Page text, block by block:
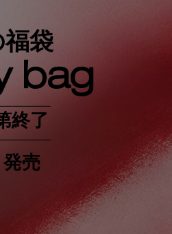
袋
bag
終了
売